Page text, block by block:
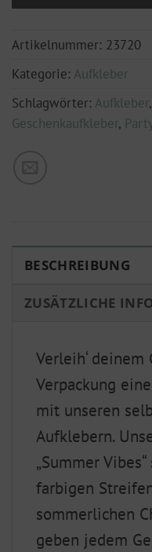
Artikelnummer: 23720
Kategorie: Aufkleber
Schlagwörter: Aufkleber,
Geschenkaufkleber,
BESCHREIBUNG
ZUSÄTZLICHE
Verleih‘
Verpackung
mit unseren
Aufklebern.
„Summer
farbigen
sommerlichen
geben jedem